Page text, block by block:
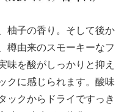
柚子の香り。そして後
樽由来のスモーキーなフ
味を酸がしっかりと抑
クに感じられます。酸
ックからドライですっ